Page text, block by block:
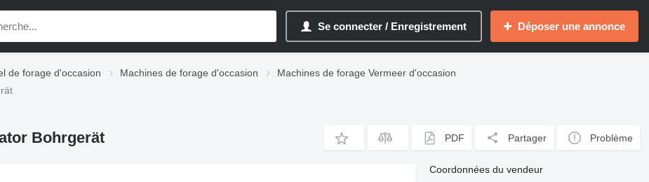
Se connecter / Enregistrement Déposer une annonce
de forage d'occasion Machines de forage d'occasion
Machines de forage Vermeer d'occasion
Bohrgerät PDF Partager Problème
Coordonnées du vendeur